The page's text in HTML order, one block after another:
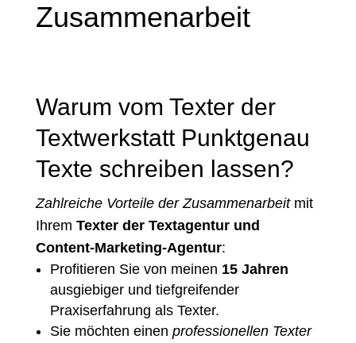
Zusammenarbeit
Warum vom Texter der
Textwerkstatt Punktgenau
Texte schreiben lassen?
Zahlreiche Vorteile der Zusammenarbeitmit
Ihrem Texter der Textagentur und
Content-Marketing-Agentur:
Profitieren Sie von meinen 15 Jahren
ausgiebiger und tiefgreifender
Praxiserfahrung als Texter.
Sie möchten einen professionellen Texter